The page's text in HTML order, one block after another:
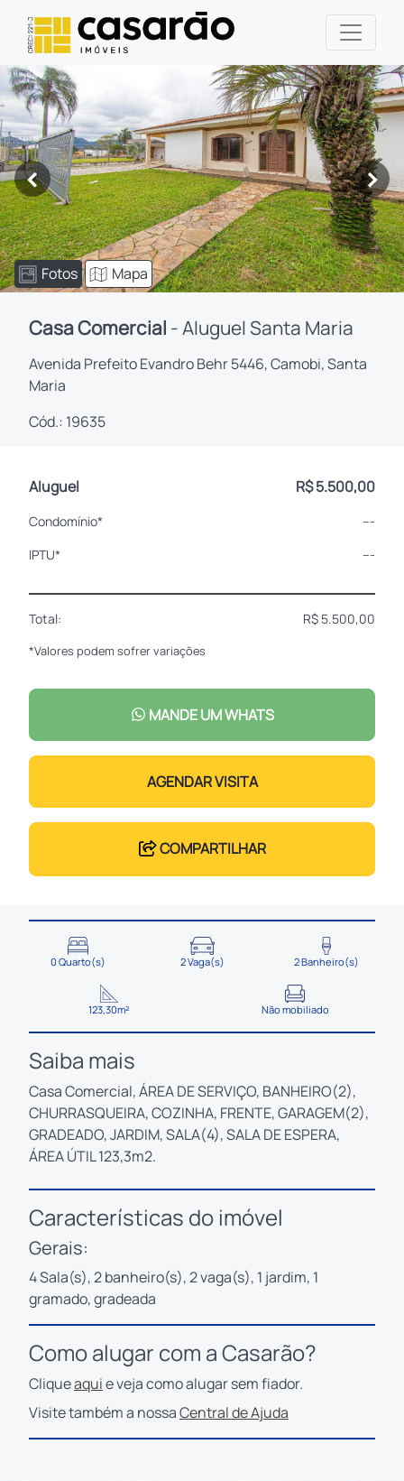
< >
Fotos Mapa
Casa Comercial - Aluguel Santa Maria
Avenida Prefeito Evandro Behr 5446, Camobi, Santa
Maria
Cód.: 19635
Aluguel R$ 5.500,00
Condomínio*
---
IPTU*
---
Total: R$ 5.500,00
*Valores podem sofrer variações
MANDE UM WHATS
AGENDAR VISITA
COMPARTILHAR
0 Quarto(s) 2 Vaga(s) 2 Banheiro(s)
123,30m² Não mobiliado
Saiba mais
Casa Comercial, ÁREA DE SERVIÇO, BANHEIRO(2),
CHURRASQUEIRA, COZINHA, FRENTE, GARAGEM(2),
GRADEADO, JARDIM, SALA(4), SALA DE ESPERA,
ÁREA ÚTIL 123,3m2.
Características do imóvel
Gerais:
4 Sala(s), 2 banheiro(s), 2 vaga(s), 1 jardim, 1
gramado, gradeada
Como alugar com a Casarão?
Cliqueaquie veja como alugar sem fiador.
Visite também a nossaCentral de Ajuda